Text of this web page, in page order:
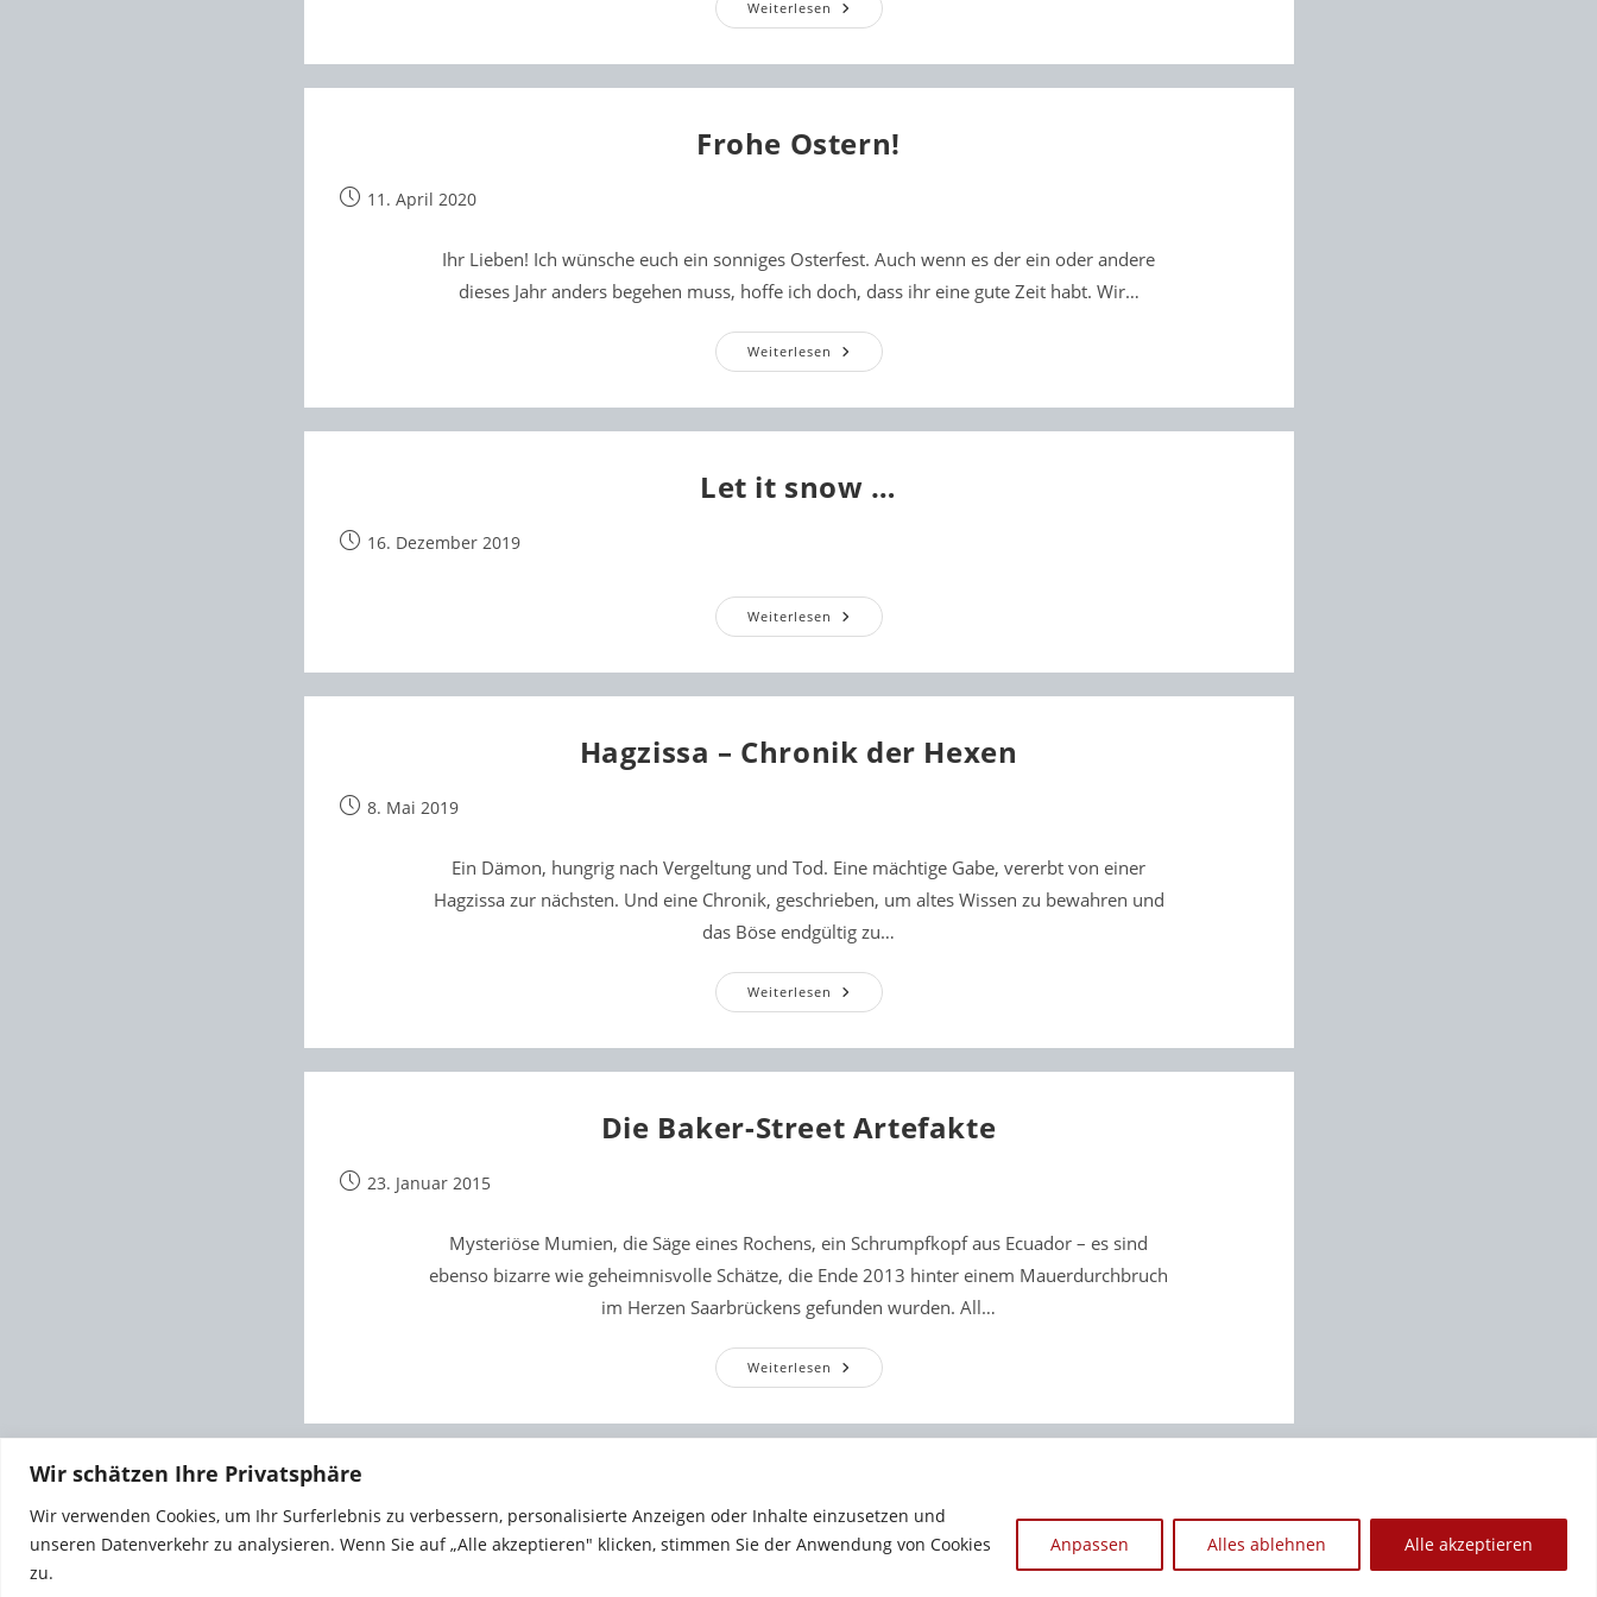
Wir schätzen Ihre Privatsphäre
Wir verwenden Cookies, um Ihr Surferlebnis zu verbessern, personalisierte Anzeigen oder Inhalte einzusetzen und
unseren Datenverkehr zu analysieren. Wenn Sie auf „Alle akzeptieren" klicken, stimmen Sie der Anwendung von Cookies
zu.
Anpassen Alles ablehnen Alle akzeptieren
Weiterlesen Zwischenbilanz
2026
Frohe Ostern!
Beitrag11. April 2020
Ihr Lieben! Ich wünsche euch ein sonniges Osterfest. Auch wenn es der ein oder andere
dieses Jahr anders begehen muss, hoffe ich doch, dass ihr eine gute Zeit habt. Wir…
Weiterlesen Frohe
Ostern!
Let it snow …
Beitrag16. Dezember 2019
Weiterlesen Let
It
Hagzissa – Chronik der Hexen
Beitrag8. Mai 2019
Ein Dämon, hungrig nach Vergeltung und Tod. Eine mächtige Gabe, vererbt von einer
Hagzissa zur nächsten. Und eine Chronik, geschrieben, um altes Wissen zu bewahren und
das Böse endgültig zu…
Weiterlesen Hagzissa
–
Die Baker-Street Artefakte
Beitrag23. Januar 2015
Mysteriöse Mumien, die Säge eines Rochens, ein Schrumpfkopf aus Ecuador – es sind
ebenso bizarre wie geheimnisvolle Schätze, die Ende 2013 hinter einem Mauerdurchbruch
im Herzen Saarbrückens gefunden wurden. All…
Weiterlesen Die
Baker-